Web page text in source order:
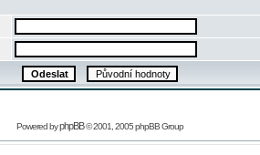
Powered byphpBB© 2001, 2005 phpBB Group